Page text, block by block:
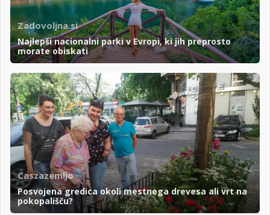
Zadovoljna.si
Najlepši nacionalni parki v Evropi, ki jih preprosto
morate obiskati
Caszazemljo
Posvojena gredica okoli mestnega drevesa ali vrt na
pokopališču?